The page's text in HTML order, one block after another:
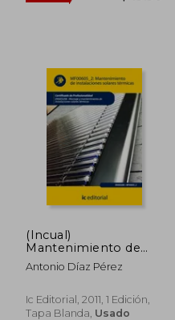
45%
dcto. $ 31.28
(Incual)
Mantenimiento de
Instalaciónes Solares
Térmicas
Antonio Díaz Pérez
Ic Editorial, 2011, 1 Edición,
Tapa Blanda, Usado